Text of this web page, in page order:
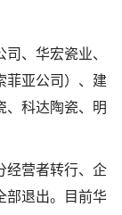
、华宏瓷业、
菲亚公司）、建
、科达陶瓷、明
经营者转行、企
部退出。目前华